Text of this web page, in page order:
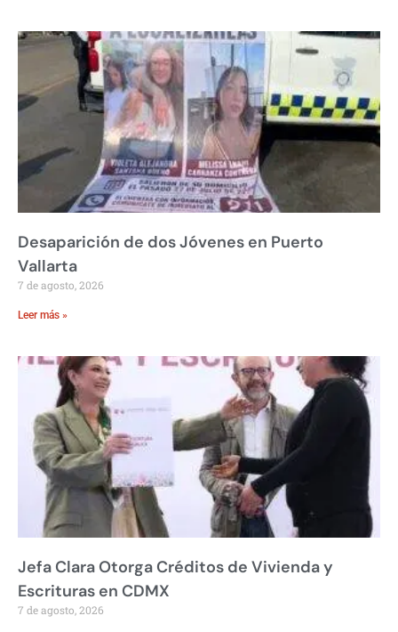
Desaparición de dos Jóvenes en Puerto
Vallarta
7 de agosto, 2026
Leer más »
Jefa Clara Otorga Créditos de Vivienda y
Escrituras en CDMX
7 de agosto, 2026